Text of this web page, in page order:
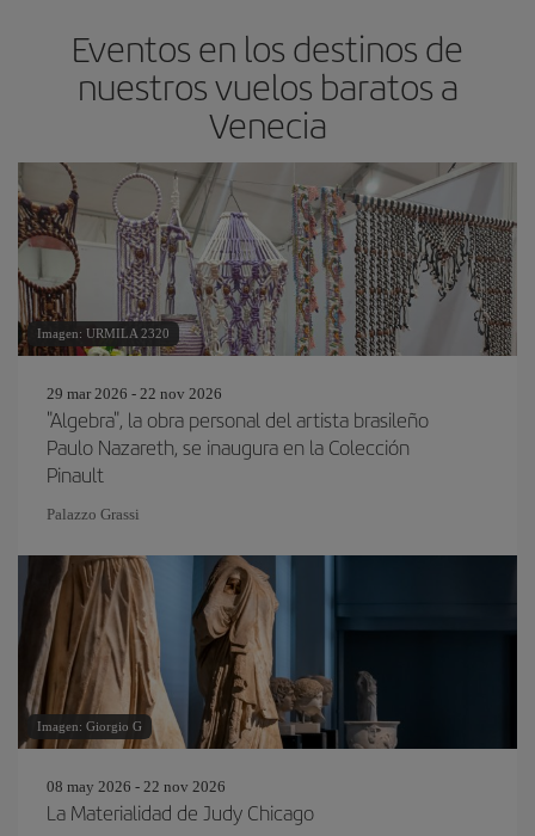
Eventos en los destinos de
nuestros vuelos baratos a
Venecia
Imagen: URMILA 2320
29 mar 2026 - 22 nov 2026
"Algebra", la obra personal del artista brasileño
Paulo Nazareth, se inaugura en la Colección
Pinault
Palazzo Grassi
Imagen: Giorgio G
08 may 2026 - 22 nov 2026
La Materialidad de Judy Chicago